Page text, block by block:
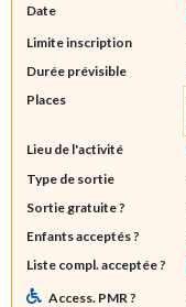
Date
Limite inscription
Durée prévisible
Places
Lieu de l'activité
Type de sortie
Sortie gratuite ?
Enfants acceptés ?
Liste compl. acceptée ?
Access. PMR ?